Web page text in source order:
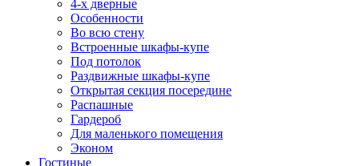
4-х дверные
Особенности
Во всю стену
Встроенные шкафы-купе
Под потолок
Раздвижные шкафы-купе
Открытая секция посередине
Распашные
Гардероб
Для маленького помещения
Эконом
Гостиные